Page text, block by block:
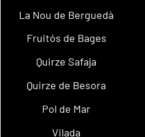
La Nou de Berguedà
Fruitós de Bages
Quirze Safaja
Quirze de Besora
Pol de Mar
Vilada